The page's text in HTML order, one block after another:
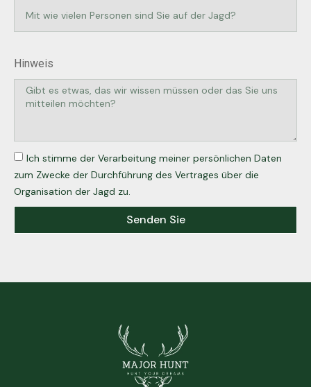
Hinweis
Ich stimme der Verarbeitung meiner persönlichen Daten
zum Zwecke der Durchführung des Vertrages über die
Organisation der Jagd zu.
Senden Sie